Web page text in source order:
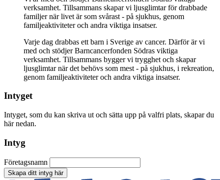
verksamhet. Tillsammans skapar vi ljusglimtar för drabbade
familjer när livet är som svårast - på sjukhus, genom
familjeaktiviteter och andra viktiga insatser.
Varje dag drabbas ett barn i Sverige av cancer. Därför är vi
med och stödjer Barncancerfonden Södras viktiga
verksamhet. Tillsammans bygger vi trygghet och skapar
ljusglimtar när det behövs som mest - på sjukhus, i rekreation,
genom familjeaktiviteter och andra viktiga insatser.
Intyget
Intyget, som du kan skriva ut och sätta upp på valfri plats, skapar du
här nedan.
Intyg
Företagsnamn
Skapa ditt intyg här